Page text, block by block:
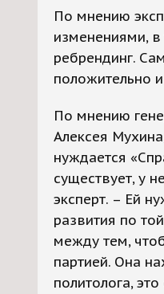
По мнению
изменениями,
ребрендинг.
положительно
По мнению
Алексея
нуждается
существует, у
эксперт. – Ей
развития по
между тем,
партией. Она
политолога,